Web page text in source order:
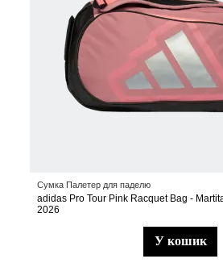
Сумка Палетер для паделю
adidas Pro Tour Pink Racquet Bag -
2026
у кошик